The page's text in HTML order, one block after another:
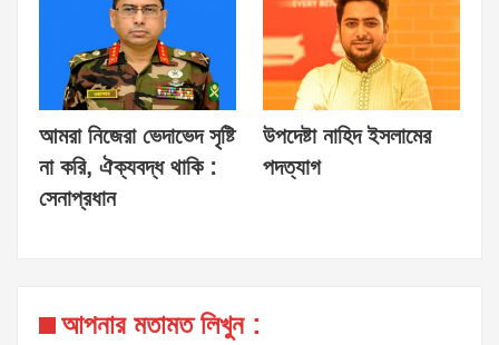
আমরা নিজেরা ভেদাভেদ সৃষ্টি
না করি, ঐক্যবদ্ধ থাকি :
সেনাপ্রধান
উপদেষ্টা নাহিদ ইসলামের
পদত্যাগ
আপনার মতামত লিখুন :